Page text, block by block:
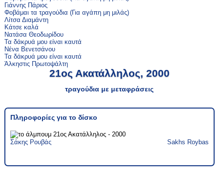
Γιάννης Πάριος
Φοβάμαι τα τραγούδια (Για αγάπη μη μιλάς)
Λίτσα Διαμάντη
Κάτσε καλά
Νατάσα Θεοδωρίδου
Τα δάκρυά μου είναι καυτά
Νένα Βενετσάνου
Τα δάκρυά μου είναι καυτά
Άλκηστις Πρωτοψάλτη
21ος Ακατάλληλος, 2000
τραγούδια με μεταφράσεις
Πληροφορίες για το δίσκο
Σάκης Ρουβάς Sakhs Roybas